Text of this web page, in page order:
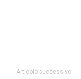
Articolo successivo